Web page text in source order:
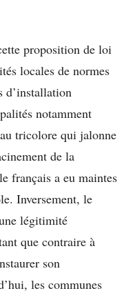
proposition de loi
locales de normes
d’installation
notamment
tricolore qui jalonne
de la
français a eu maintes
Inversement, le
légitimité
que contraire à
son
les communes